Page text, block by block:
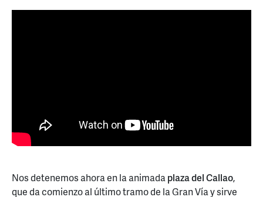
Nos detenemos ahora en la animadaplaza del Callao,
que da comienzo al último tramo de la Gran Vía y sirve